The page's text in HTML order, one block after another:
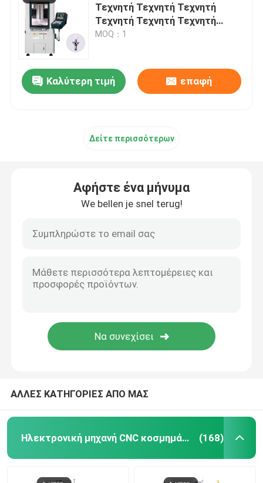
Τεχνητή Τεχνητή Τεχνητή
Τεχνητή Τεχνητή Τεχνητή
Τεχνητή
MOQ：1
Καλύτερη τιμή επαφή
Δείτε περισσότερων
Αφήστε ένα μήνυμα
We bellen je snel terug!
ΑΛΛΕΣ ΚΑΤΗΓΟΡΙΕΣ ΑΠΟ ΜΑΣ
Ηλεκτρονική μηχανή CNC κοσμημάτων (168)